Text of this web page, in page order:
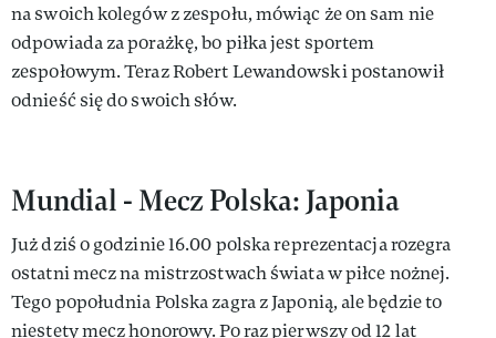
na swoich kolegów z zespołu, mówiąc że on sam nie
odpowiada za porażkę, bo piłka jest sportem
zespołowym. Teraz Robert Lewandowski postanowił
odnieść się do swoich słów.
Mundial - Mecz Polska: Japonia
Już dziś o godzinie 16.00 polska reprezentacja rozegra
ostatni mecz na mistrzostwach świata w piłce nożnej.
Tego popołudnia Polska zagra z Japonią, ale będzie to
niestety mecz honorowy. Po raz pierwszy od 12 lat